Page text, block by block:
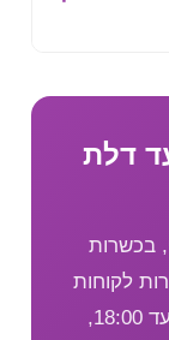
דלת
בכשרות
לקוחות
זמין בימים א’ עד ה’ בשעות 9:00 עד 18:00,